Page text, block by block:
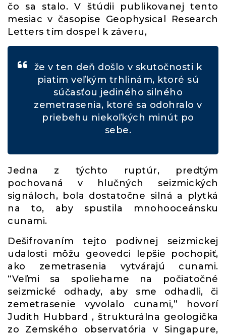
čo sa stalo. V štúdii publikovanej tento
mesiac v časopise Geophysical Research
Letters tím dospel k záveru,
že v ten deň došlo v skutočnosti k
piatim veľkým trhlinám, ktoré sú
súčasťou jediného silného
zemetrasenia, ktoré sa odohralo v
priebehu niekoľkých minút po
sebe.
Jedna z týchto ruptúr, predtým
pochovaná v hlučných seizmických
signáloch, bola dostatočne silná a plytká
na to, aby spustila mnohooceánsku
cunami.
Dešifrovaním tejto podivnej seizmickej
udalosti môžu geovedci lepšie pochopiť,
ako zemetrasenia vytvárajú cunami.
“Veľmi sa spoliehame na počiatočné
seizmické odhady, aby sme odhadli, či
zemetrasenie vyvolalo cunami,” hovorí
Judith Hubbard , štrukturálna geologička
zo Zemského observatória v Singapure,